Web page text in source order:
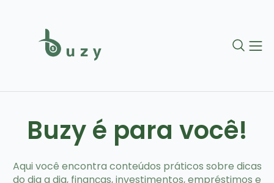
Buzy é para você!
Aqui você encontra conteúdos práticos sobre dicas
do dia a dia, finanças, investimentos, empréstimos e